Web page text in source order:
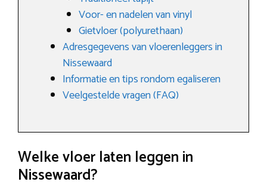
Voor- en nadelen van vinyl
Gietvloer (polyurethaan)
Adresgegevens van vloerenleggers in
Nissewaard
Informatie en tips rondom egaliseren
Veelgestelde vragen (FAQ)
Welke vloer laten leggen in
Nissewaard?